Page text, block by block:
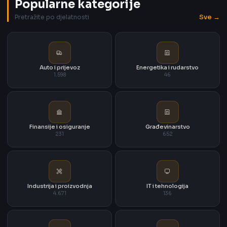
Popularne kategorije
Pretražite po djelatnosti Sve →
Auto i prijevoz
1.598
Energetika i rudarstvo
46
Finansije i osiguranje
231
Građevinarstvo
652
Industrija i proizvodnja
4.671
IT i tehnologija
136